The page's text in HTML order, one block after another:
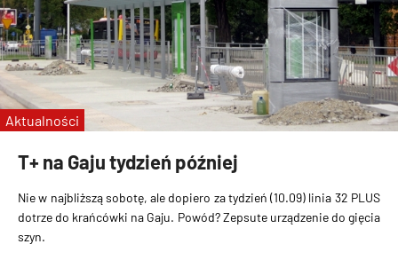
T+ na Gaju tydzień później
Nie w najbliższą sobotę, ale dopiero za tydzień (10.09) linia 32 PLUS
dotrze do krańcówki na Gaju. Powód?Zepsute urządzenie do gięcia
szyn.
Aktualności